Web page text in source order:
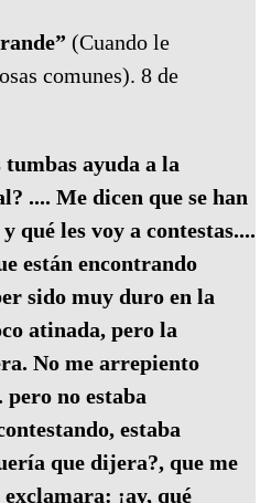
(Cuando le
comunes). 8 de
ayuda a la
.... Me dicen que se han
qué les voy a contestas....
están encontrando
sido muy duro en la
atinada, pero la
No me arrepiento
pero no estaba
estaba
que dijera?, que me
¡ay, qué